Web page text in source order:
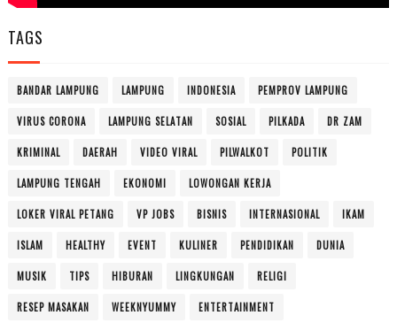
TAGS
BANDAR LAMPUNG LAMPUNG INDONESIA PEMPROV LAMPUNG
VIRUS CORONA LAMPUNG SELATAN SOSIAL PILKADA DR ZAM
KRIMINAL DAERAH VIDEO VIRAL PILWALKOT POLITIK
LAMPUNG TENGAH EKONOMI LOWONGAN KERJA
LOKER VIRAL PETANG VP JOBS BISNIS INTERNASIONAL IKAM
ISLAM HEALTHY EVENT KULINER PENDIDIKAN DUNIA
MUSIK TIPS HIBURAN LINGKUNGAN RELIGI
RESEP MASAKAN WEEKNYUMMY ENTERTAINMENT